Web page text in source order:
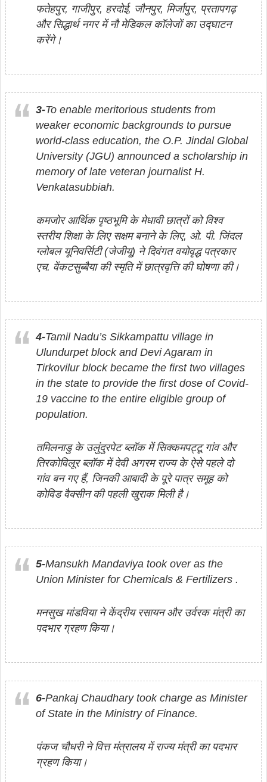
फतेहपुर, गाजीपुर, हरदोई, जौनपुर, मिर्जापुर, प्रतापगढ़
और सिद्धार्थ नगर में नौ मेडिकल कॉलेजों का उद्घाटन
करेंगे।
3-To enable meritorious students from
weaker economic backgrounds to pursue
world-class education, the O.P. Jindal Global
University (JGU) announced a scholarship in
memory of late veteran journalist H.
Venkatasubbiah.
कमजोर आर्थिक पृष्ठभूमि के मेधावी छात्रों को विश्व
स्तरीय शिक्षा के लिए सक्षम बनाने के लिए, ओ. पी. जिंदल
ग्लोबल यूनिवर्सिटी (जेजीयू) ने दिवंगत वयोवृद्ध पत्रकार
एच. वेंकटसुब्बैया की स्मृति में छात्रवृत्ति की घोषणा की।
4-Tamil Nadu’s Sikkampattu village in
Ulundurpet block and Devi Agaram in
Tirkovilur block became the first two villages
in the state to provide the first dose of Covid-
19 vaccine to the entire eligible group of
population.
तमिलनाडु के उलुंदुरपेट ब्लॉक में सिक्कमपट्टू गांव और
तिरकोविलूर ब्लॉक में देवी अगरम राज्य के ऐसे पहले दो
गांव बन गए हैं, जिनकी आबादी के पूरे पात्र समूह को
कोविड वैक्सीन की पहली खुराक मिली है।
5-Mansukh Mandaviya took over as the
Union Minister for Chemicals & Fertilizers .
मनसुख मांडविया ने केंद्रीय रसायन और उर्वरक मंत्री का
पदभार ग्रहण किया।
6-Pankaj Chaudhary took charge as Minister
of State in the Ministry of Finance.
पंकज चौधरी ने वित्त मंत्रालय में राज्य मंत्री का पदभार
ग्रहण किया।